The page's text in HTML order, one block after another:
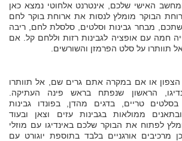
האישי שלכם, אינטרנט אלחוטי נמצא כאן
הבוקר מומלץ לנסות את ארוחת בוקר לחם
מבחר גבינות וסלטים, סלסלת לחם, ריבה
חמה עם אופציה לגבינות רזות וללחם קל. אם
תוותרו על סלט הפרמזן והשורשים.
או אם במקרה אתם גרים שם, אל תוותרו
הראשון שנפתח בראש פינה העתיקה.
טריים, בדגים מהדן, בפונדו גבינות
ממולאות בגבינות עזים וצאן ובעוד
לפתוח את הבוקר שלכם באינדיגו עם מוזלי
מרכיבים אורגניים בלבד בתוספת יוגורט עם